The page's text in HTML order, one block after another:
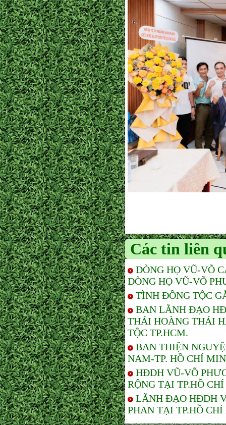
Các tin liên
DÒNG HỌ VŨ-VÕ
DÒNG HỌ VŨ-VÕ
TÌNH ĐỒNG TỘC
BAN LÃNH ĐẠO
THÁI HOÀNG THÁI
TỘC TP.HCM.
BAN THIỆN
NAM-TP. HỒ CHÍ
HĐDH VŨ-VÕ
RỘNG TẠI TP.HỒ
LÃNH ĐẠO HĐDH
PHAN TẠI TP.HỒ